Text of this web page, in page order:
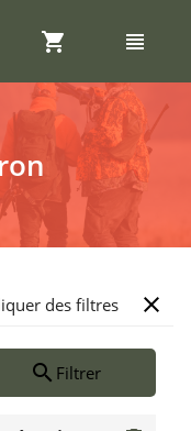
shopping_cart view_headline
des filtres close
search Filtrer